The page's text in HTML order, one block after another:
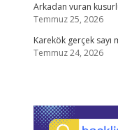
Arkadan vuran
Temmuz 25, 2026
Karekök gerçek sayı
Temmuz 24, 2026